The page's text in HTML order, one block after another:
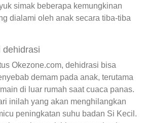
simak beberapa kemungkinan
dialami oleh anak secara tiba-tiba
dehidrasi
Okezone.com, dehidrasi bisa
demam pada anak, terutama
di luar rumah saat cuaca panas.
inilah yang akan menghilangkan
peningkatan suhu badan Si Kecil.